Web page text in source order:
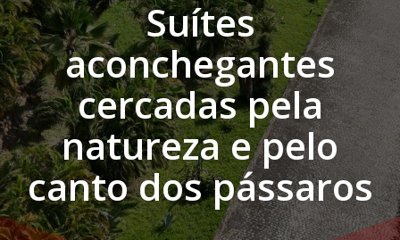
Suítes
aconchegantes
cercadas pela
natureza e pelo
canto dos pássaros